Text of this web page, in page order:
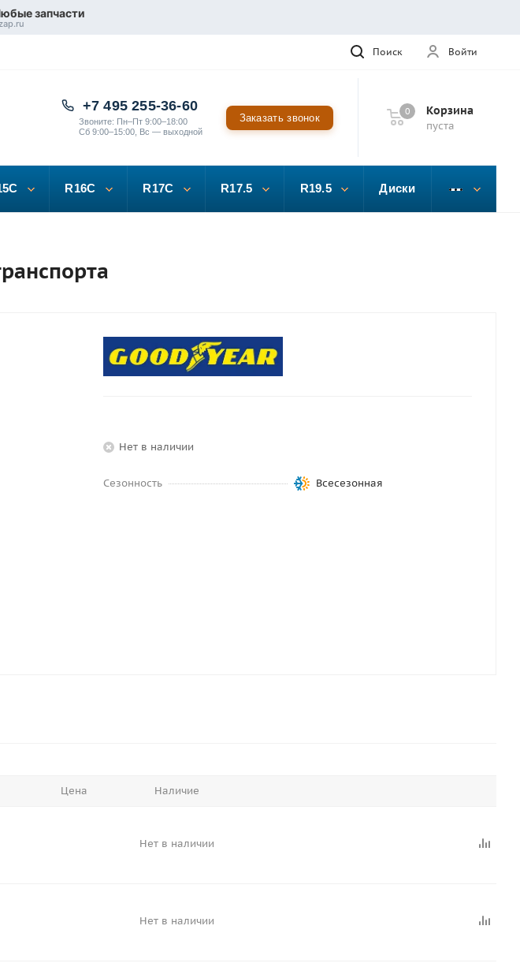
запчасти
Войти
Поиск
Корзина
пуста
0
+7 495 255-36-60
Звоните: Пн–Пт 9:00–18:00
Сб 9:00–15:00, Вс — выходной
Заказать звонок
R16C R17C R17.5 R19.5 Диски
Нет в наличии
Сезонность Всесезонная
Цена Наличие
Нет в наличии
Нет в наличии